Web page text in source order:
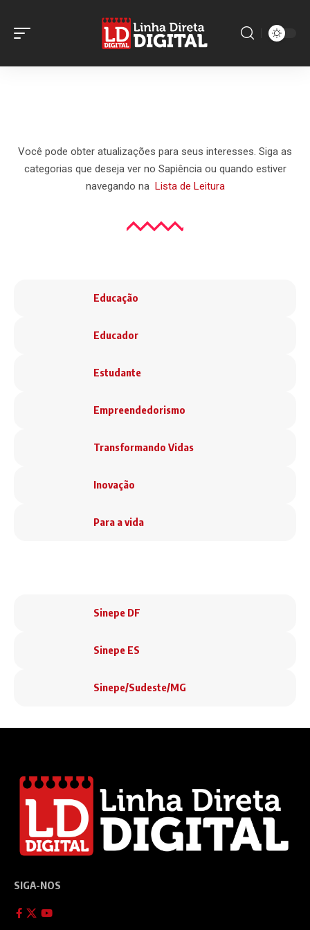
Você pode obter atualizações para seus interesses. Siga as
categorias que deseja ver no Sapiência ou quando estiver
navegando na Lista de Leitura
Educação
Educador
Estudante
Empreendedorismo
Transformando Vidas
Inovação
Para a vida
Sinepe DF
Sinepe ES
Sinepe/Sudeste/MG
SIGA-NOS